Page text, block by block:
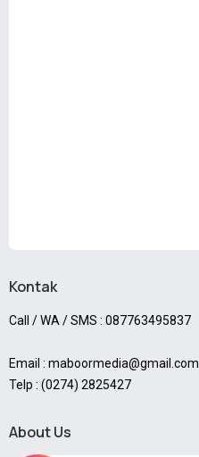
Kontak
Call / WA / SMS : 087763495837
Email : maboormedia@gmail.com
Telp : (0274) 2825427
About Us